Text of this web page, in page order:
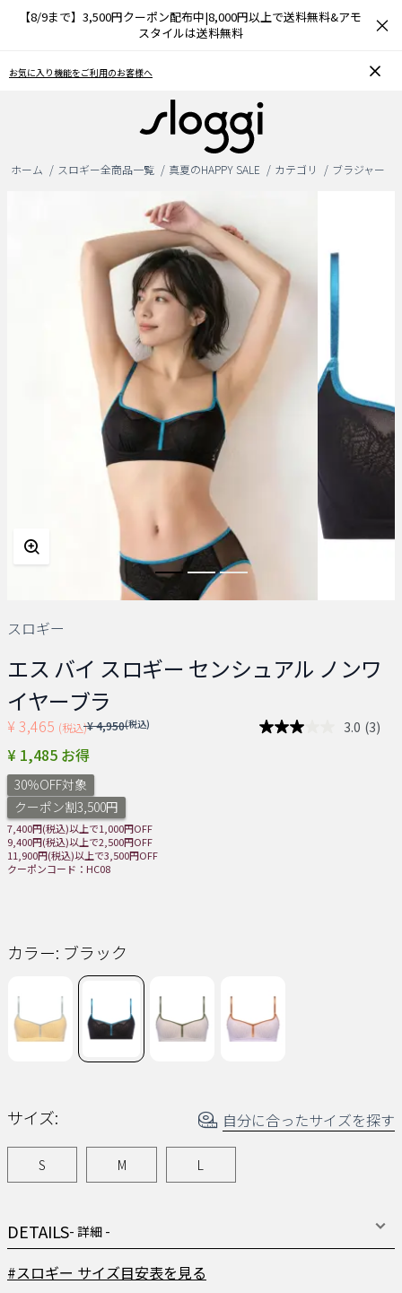
【8/9まで】3,500円クーポン配布中|8,000円以上で送料無料&アモ
スタイルは送料無料
×
お気に入り機能をご利用のお客様へ
ホーム スロギー全商品一覧 真夏のHAPPY SALE カテゴリ ブラジャー
DETAILS- 詳細 -
#スロギー サイズ目安表を見る
スロギー
エス バイ スロギー センシュアル ノンワ
イヤーブラ
¥ 3,465 (税込)Price reduced from
¥ 4,950(税込) 3.0 レ
(3)
¥ 1,485 お得
30％OFF対象
クーポン割3,500円
7,400円(税込)以上で1,000円OFF
9,400円(税込)以上で2,500円OFF
11,900円(税込)以上で3,500円OFF
クーポンコード：HC08
カラー: ブラック
サイズ: 自分に合ったサイズを探す
S M L